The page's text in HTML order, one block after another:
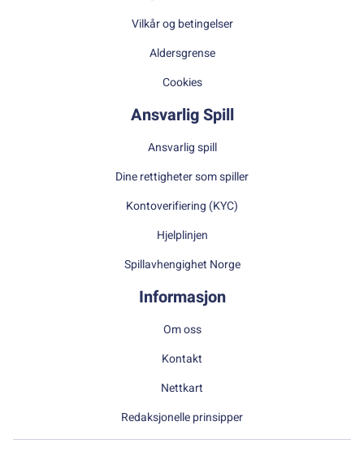
Vilkår og betingelser
Aldersgrense
Cookies
Ansvarlig Spill
Ansvarlig spill
Dine rettigheter som spiller
Kontoverifiering (KYC)
Hjelplinjen
Spillavhengighet Norge
Informasjon
Om oss
Kontakt
Nettkart
Redaksjonelle prinsipper